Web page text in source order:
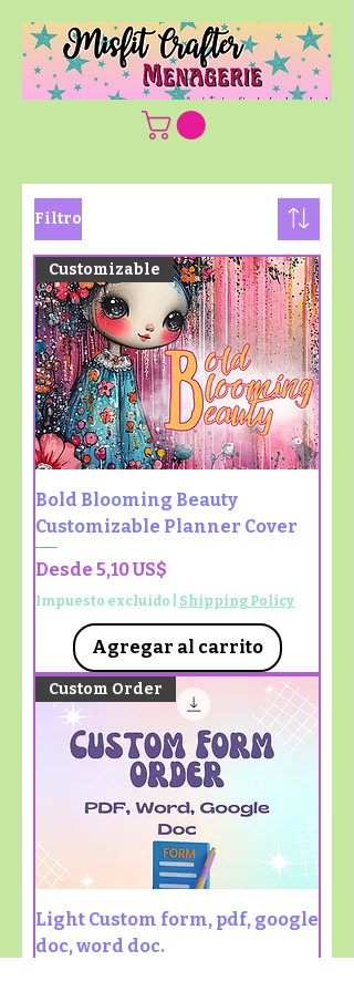
Filtro
Customizable
Bold Blooming Beauty
Customizable Planner Cover
Desde 5,10 US$
Precio de oferta
Impuesto excluido Shipping Policy
Agregar al carrito
Custom Order
Light Custom form, pdf, google
doc, word doc.